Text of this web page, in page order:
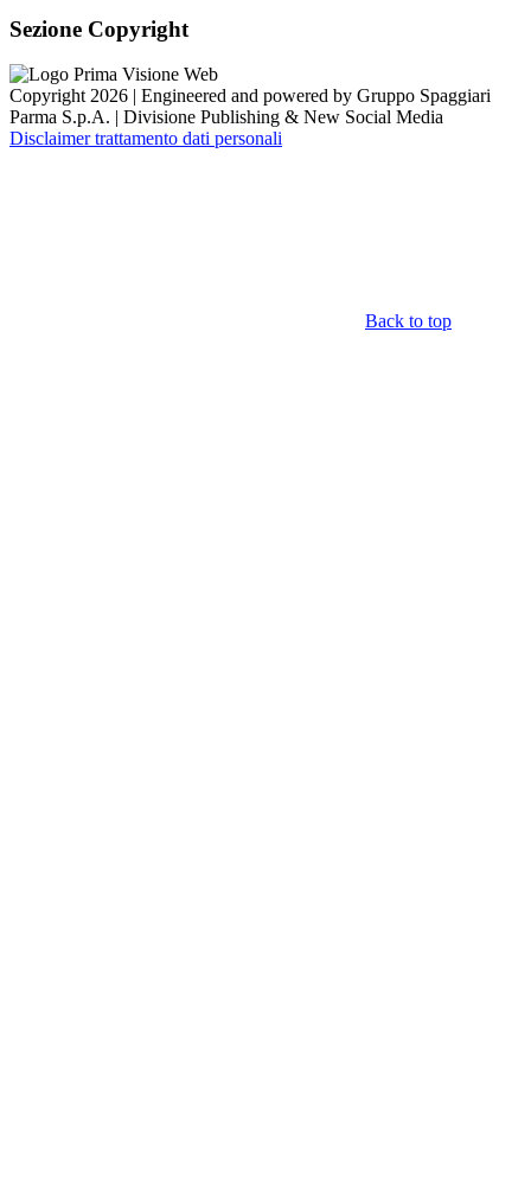
Sezione Copyright
Copyright 2026 | Engineered and powered by Gruppo Spaggiari
Parma S.p.A. | Divisione Publishing & New Social Media
Disclaimer trattamento dati personali
Back to top